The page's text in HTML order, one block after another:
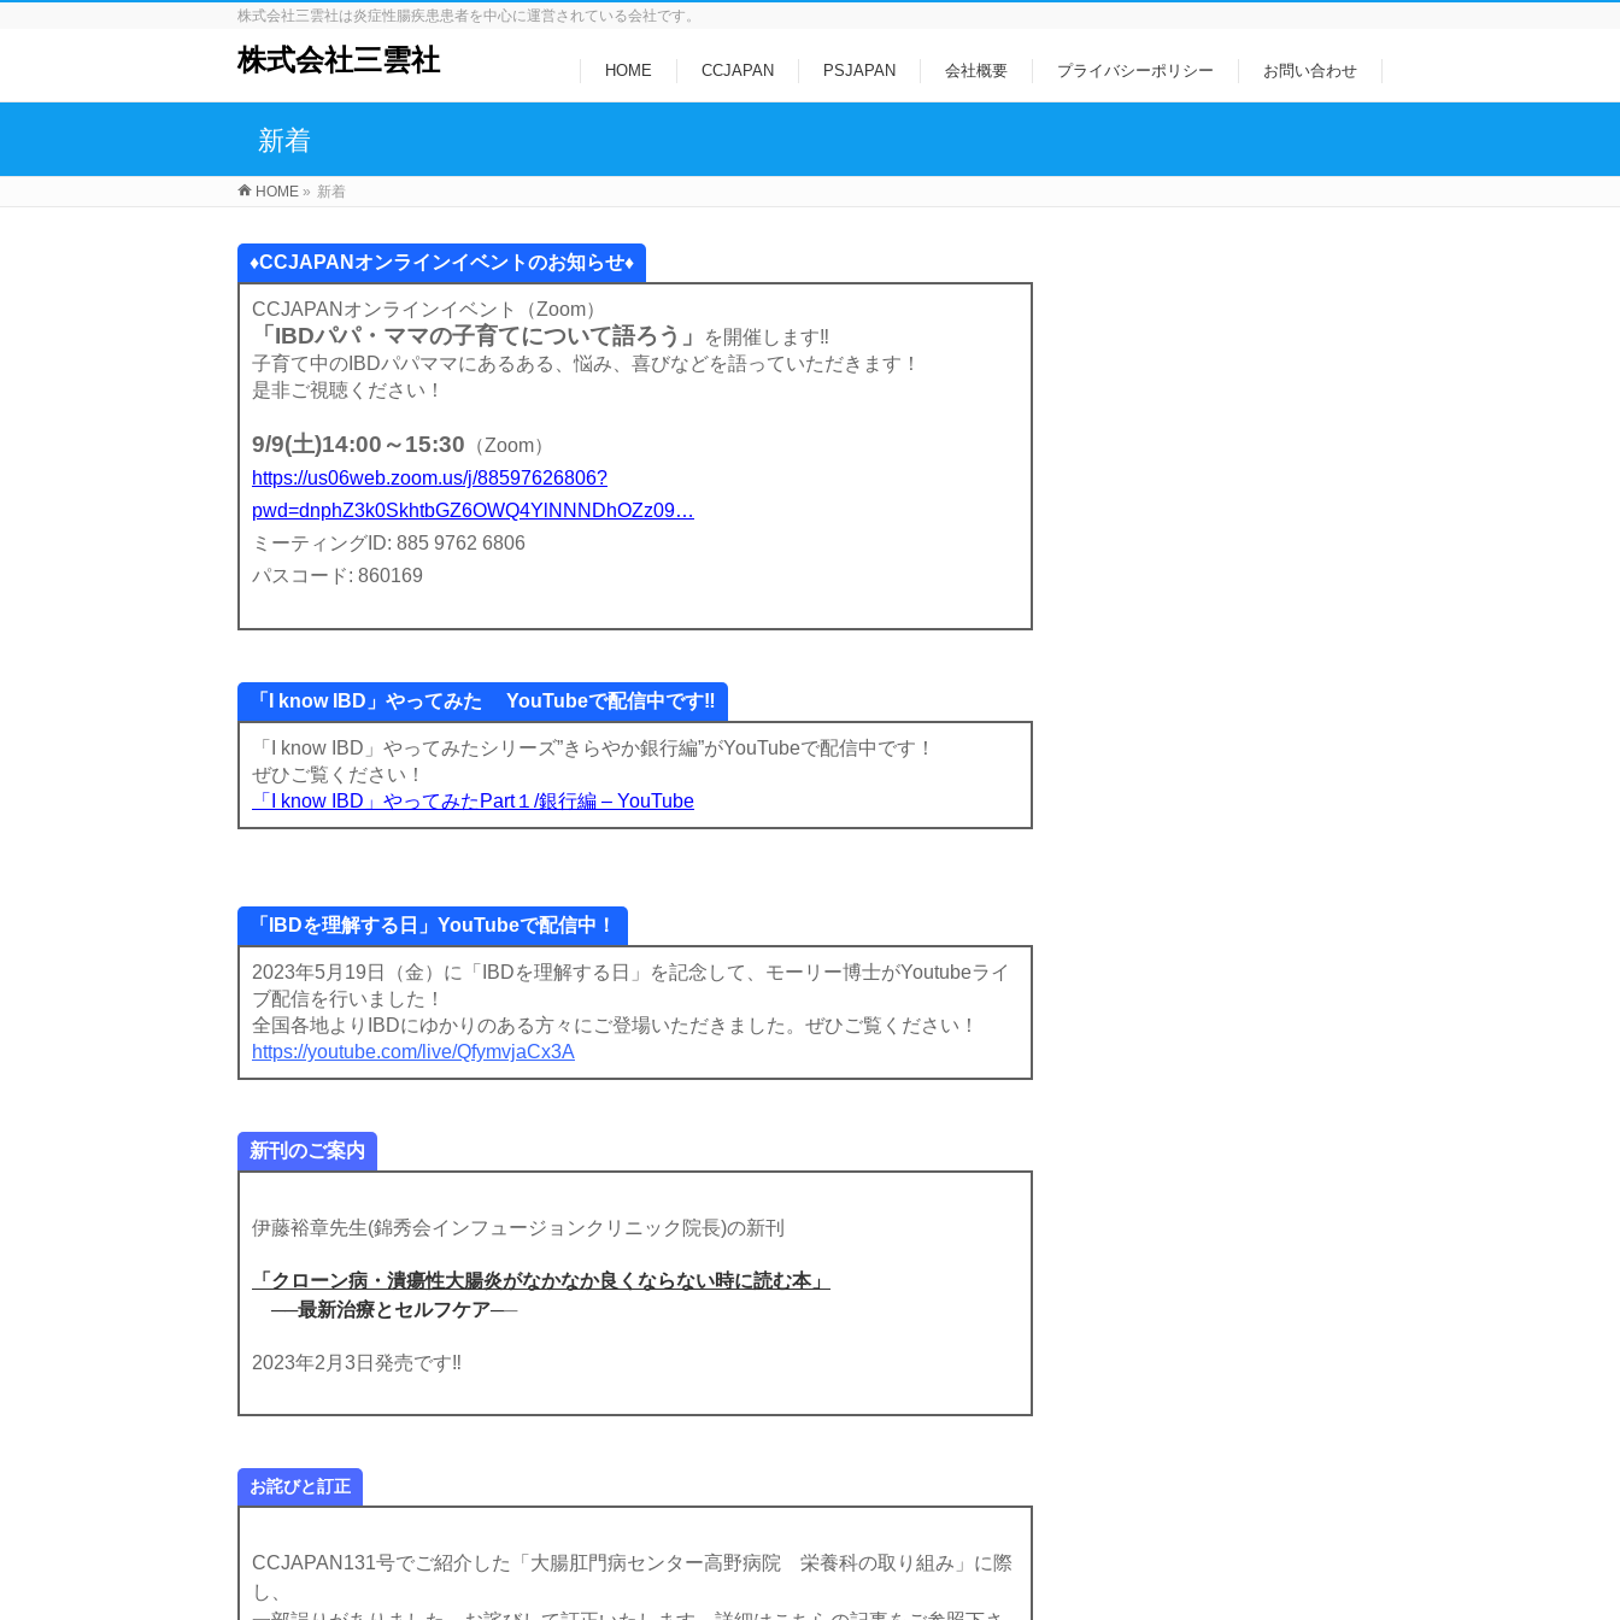
株式会社三雲社は炎症性腸疾患患者を中心に運営されている会社です。
株式会社三雲社 HOME CCJAPAN PSJAPAN 会社概要 プライバシーポリシー お問い合わせ
新着
HOME » 新着
♦CCJAPANオンラインイベントのお知らせ♦
CCJAPANオンラインイベント（Zoom）
「IBDパパ・ママの子育てについて語ろう」
を開催します‼
子育て中のIBDパパママにあるある、悩み、喜びなどを語っていただきます！
是非ご視聴ください！
9/9(土)14:00～15:30 （Zoom）
https://us06web.zoom.us/j/88597626806?
pwd=dnphZ3k0SkhtbGZ6OWQ4YlNNNDhOZz09…
ミーティングID: 885 9762 6806
パスコード: 860169
「I know IBD」やってみた YouTubeで配信中です‼
「I know IBD」やってみたシリーズ”きらやか銀行編”がYouTubeで配信中です！
ぜひご覧ください！
「I know IBD」やってみたPart１/銀行編 – YouTube
「IBDを理解する日」YouTubeで配信中！
2023年5月19日（金）に「IBDを理解する日」を記念して、 モーリー博士がYoutubeライ
ブ配信を行いました！
全国各地よりIBDにゆかりのある方々にご登場いただきました。 ぜひご覧ください！
https://youtube.com/live/QfymvjaCx3A
新刊のご案内
伊藤裕章先生(錦秀会インフュージョンクリニック院長)の新刊
「クローン病・潰瘍性大腸炎がなかなか良くならない時に読む本」
──最新治療とセルフケア──
2023年2月3日発売です‼
お詫びと訂正
CCJAPAN131号でご紹介した「大腸肛門病センター高野病院 栄養科の取り組み」に際
し、